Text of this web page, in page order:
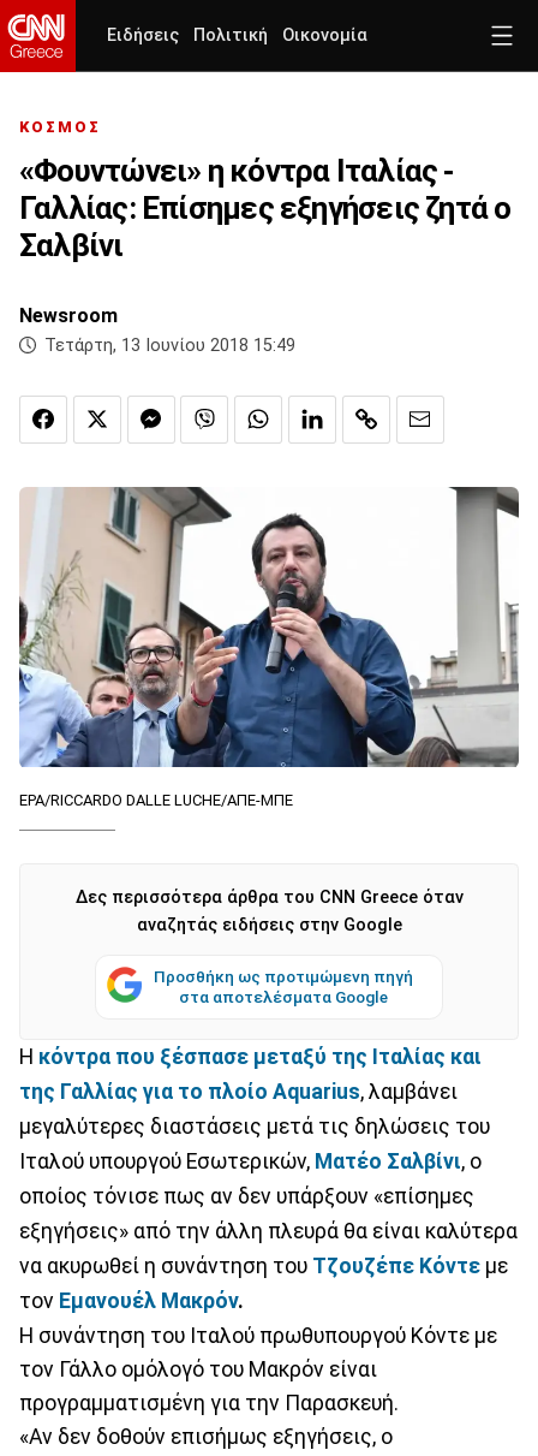
Ειδήσεις Πολιτική Οικονομία
ΚΟΣΜΟΣ
«Φουντώνει» η κόντρα Ιταλίας -
Γαλλίας: Επίσημες εξηγήσεις ζητά ο
Σαλβίνι
Newsroom
Τετάρτη, 13 Ιουνίου 2018 15:49
EPA/RICCARDO DALLE LUCHE/ΑΠΕ-ΜΠΕ
Δες περισσότερα άρθρα του CNN Greece όταν
αναζητάς ειδήσεις στην Google
Προσθήκη ως προτιμώμενη πηγή
στα αποτελέσματα Google
Η κόντρα που ξέσπασε μεταξύ της Ιταλίας και
της Γαλλίας για το πλοίο Aquarius, λαμβάνει
μεγαλύτερες διαστάσεις μετά τις δηλώσεις του
Ιταλού υπουργού Εσωτερικών, Ματέο Σαλβίνι, ο
οποίος τόνισε πως αν δεν υπάρξουν «επίσημες
εξηγήσεις» από την άλλη πλευρά θα είναι καλύτερα
να ακυρωθεί η συνάντηση του Τζουζέπε Κόντε με
τον Εμανουέλ Μακρόν.
Η συνάντηση του Ιταλού πρωθυπουργού Κόντε με
τον Γάλλο ομόλογό του Μακρόν είναι
προγραμματισμένη για την Παρασκευή.
«Αν δεν δοθούν επισήμως εξηγήσεις, ο